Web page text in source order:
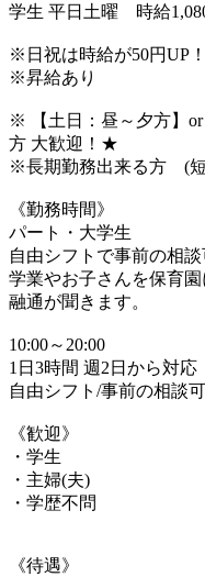
学生 平日土曜 時給
※日祝は時給が50円UP！
※昇給あり
※ 【土日：昼～夕方】
方 大歓迎！★
※長期勤務出来る方 (
《勤務時間》
パート・大学生
自由シフトで事前の相談
学業やお子さんを保育
融通が聞きます。
10:00～20:00
1日3時間 週2日から対応
自由シフト/事前の相談可
《歓迎》
・学生
・主婦(夫)
・学歴不問
《待遇》